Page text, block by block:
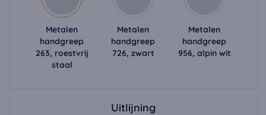
Metalen
handgreep
263, roestvrij
staal
Metalen
handgreep
726, zwart
Metalen
handgreep
956, alpin wit
Uitlijning